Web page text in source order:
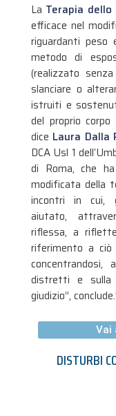
La Terapia dello
efficace nel
riguardanti peso
metodo di
(realizzato
slanciare o
istruiti e
del proprio
dice Laura Dalla
DCA Usl 1
di Roma, che
modificata della
incontri in cui,
aiutato,
riflessa, a
riferimento a
distretti e sulla
giudizio”,
Vai
DISTURBI